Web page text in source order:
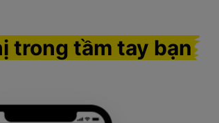
trong tầm tay bạn